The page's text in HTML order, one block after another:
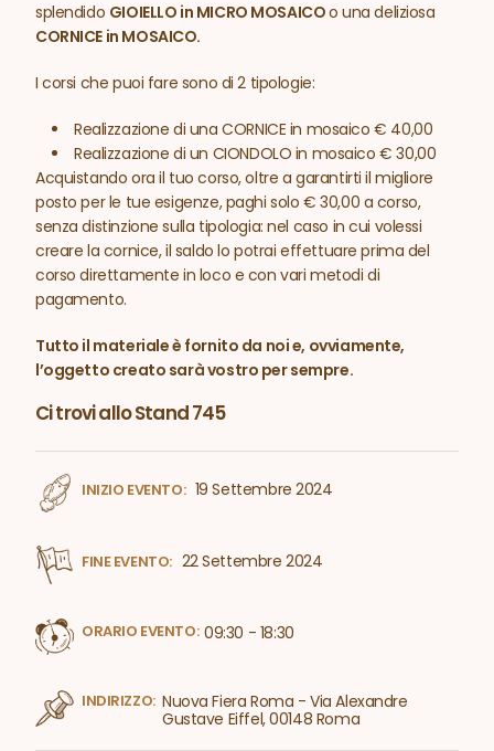
splendido GIOIELLO in MICRO MOSAICOo una deliziosa
CORNICE in MOSAICO.
I corsi che puoi fare sono di 2 tipologie:
Realizzazione di una CORNICE in mosaico € 40,00
Realizzazione di un CIONDOLO in mosaico € 30,00
Acquistando ora il tuo corso, oltre a garantirti il migliore
posto per le tue esigenze, paghi solo € 30,00 a corso,
senza distinzione sulla tipologia: nel caso in cui volessi
creare la cornice, il saldo lo potrai effettuare prima del
corso direttamente in loco e con vari metodi di
pagamento.
Tutto il materiale è fornito da noi e, ovviamente,
l’oggetto creato sarà vostro per sempre.
Ci trovi allo Stand 745
INIZIO EVENTO: 19 Settembre 2024
FINE EVENTO: 22 Settembre 2024
ORARIO EVENTO: 09:30 - 18:30
INDIRIZZO: Nuova Fiera Roma - Via Alexandre
Gustave Eiffel, 00148 Roma